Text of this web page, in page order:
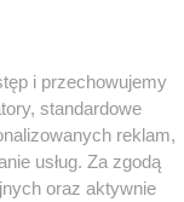
i przechowujemy
standardowe
reklam,
usług. Za zgodą
oraz aktywnie